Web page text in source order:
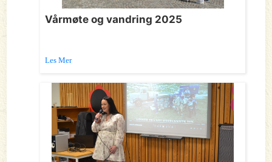
Vårmøte og vandring 2025
Les Mer